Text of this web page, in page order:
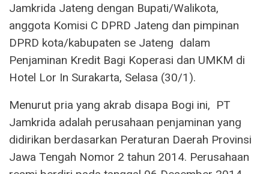
Jamkrida Jateng dengan Bupati/Walikota,
anggota Komisi C DPRD Jateng dan pimpinan
DPRD kota/kabupaten se Jateng dalam
Penjaminan Kredit Bagi Koperasi dan UMKM di
Hotel Lor In Surakarta, Selasa (30/1).
Menurut pria yang akrab disapa Bogi ini, PT
Jamkrida adalah perusahaan penjaminan yang
didirikan berdasarkan Peraturan Daerah Provinsi
Jawa Tengah Nomor 2 tahun 2014. Perusahaan